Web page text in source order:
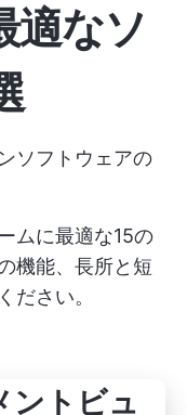
適なソ
ソフトウェアの
ムに最適な15の
機能、長所と短
ださい。